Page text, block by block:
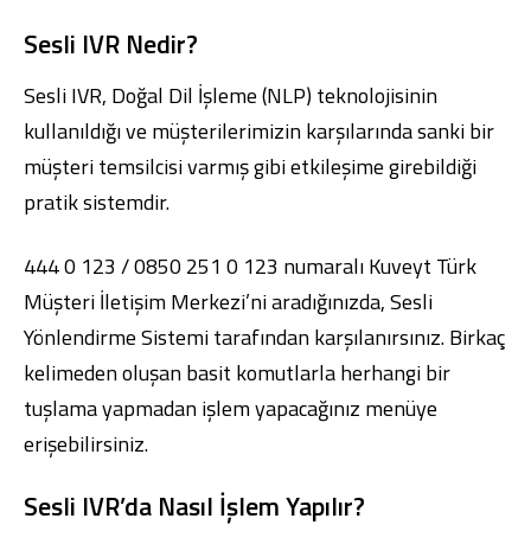
Finans Portalı
Şube ve ATM’ler
İletişim
Ürün ve Hizmet Ücretleri
Englishالعربية
Dijital Bankacılık Hakkımızda Finans Portalı
Yatırımcı İlişkileri
Şube ve ATM’ler
İletişim
Ürün ve Hizmet Ücretleri
Englishالعربية
Sesli IVR Nedir?
Sesli IVR, Doğal Dil İşleme (NLP) teknolojisinin
kullanıldığı ve müşterilerimizin karşılarında sanki bir
müşteri temsilcisi varmış gibi etkileşime girebildiği
pratik sistemdir.
444 0 123 / 0850 251 0 123 numaralı Kuveyt Türk
Müşteri İletişim Merkezi’ni aradığınızda, Sesli
Yönlendirme Sistemi tarafından karşılanırsınız. Birkaç
kelimeden oluşan basit komutlarla herhangi bir
tuşlama yapmadan işlem yapacağınız menüye
erişebilirsiniz.
Sesli IVR’da Nasıl İşlem Yapılır?